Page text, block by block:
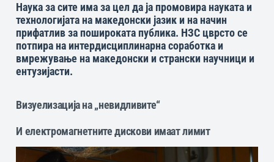
Наука за сите има за цел да ја промовира науката и
технологијата на македонски јазик и на начин
прифатлив за пошироката публика. НЗС цврсто се
потпира на интердисциплинарна соработка и
вмрежување на македонски и странски научници и
ентузијасти.
Визуелизација на „невидливите“
И електромагнетните дискови имаат лимит